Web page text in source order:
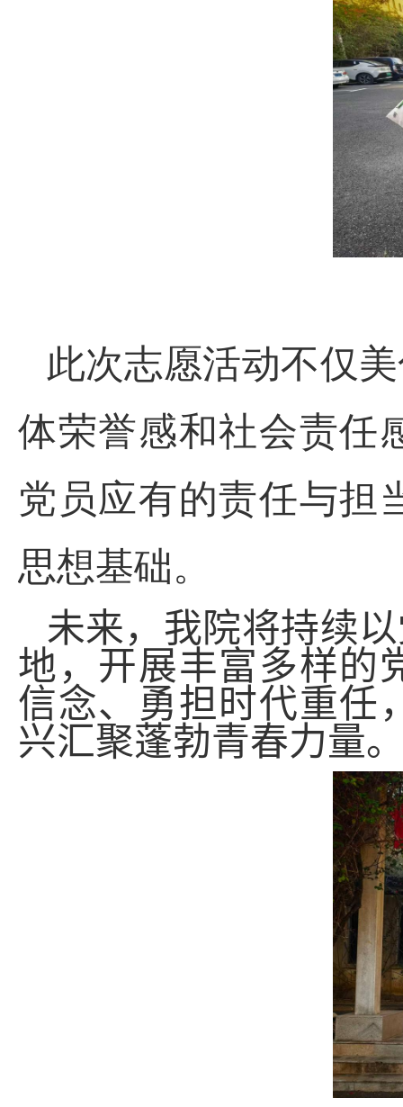
此次志愿活动不仅
体荣誉感和社会责任
党员应有的责任与担
思想基础。
未来， 我院将持续
地，开展丰富多样的
信念、勇担时代重任
兴汇聚蓬勃青春力量